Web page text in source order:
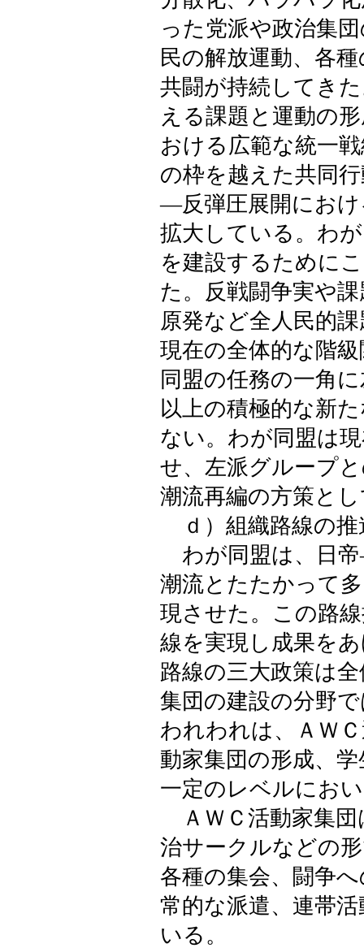
った党派や政治集
民の解放運動、各
共闘が持続してき
える課題と運動の
おける広範な統一
の枠を越えた共同
―反弾圧展開におけ
拡大している。わ
を建設するために
た。反戦闘争実や
原発など全人民的
現在の全体的な階
同盟の任務の一角
以上の積極的な新
ない。わが同盟は
せ、左派グループ
潮流再編の方策と
ｄ）組織路線の推
わが同盟は、日
潮流とたたかって
現させた。この路
線を実現し成果を
路線の三大政策は
集団の建設の分野
われわれは、ＡＷ
動家集団の形成、
一定のレベルにお
ＡＷＣ活動家集団
治サークルなどの
各種の集会、闘争
常的な派遣、連帯
いる。